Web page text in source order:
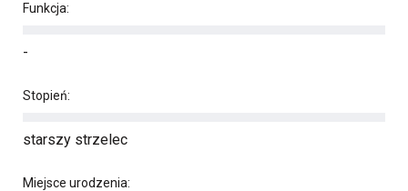
Funkcja:
-
Stopień:
starszy strzelec
Miejsce urodzenia: